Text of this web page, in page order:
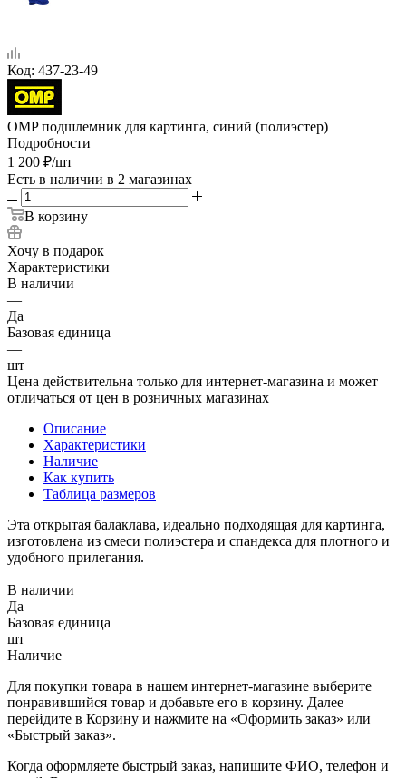
Код: 437-23-49
OMP подшлемник для картинга, синий (полиэстер)
Подробности
1 200 ₽/шт
Есть в наличии в 2 магазинах
В корзину
Хочу в подарок
Характеристики
В наличии
—
Да
Базовая единица
—
шт
Цена действительна только для интернет-магазина и может
отличаться от цен в розничных магазинах
Описание
Характеристики
Наличие
Как купить
Таблица размеров
Эта открытая балаклава, идеально подходящая для картинга,
изготовлена из смеси полиэстера и спандекса для плотного и
удобного прилегания.
В наличии
Да
Базовая единица
шт
Наличие
Для покупки товара в нашем интернет-магазине выберите
понравившийся товар и добавьте его в корзину. Далее
перейдите в Корзину и нажмите на «Оформить заказ» или
«Быстрый заказ».
Когда оформляете быстрый заказ, напишите ФИО, телефон и